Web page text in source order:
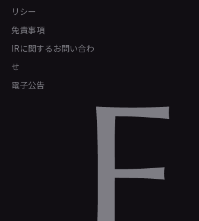
リシー
免責事項
IRに関するお問い合わ
せ
電子公告